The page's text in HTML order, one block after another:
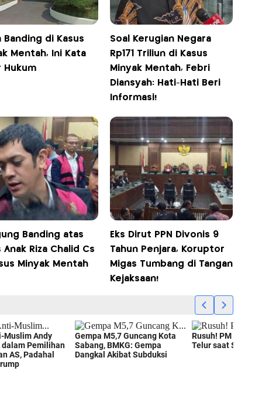
Banding di Kasus
Mentah, Ini Kata
Hukum
Soal Kerugian Negara
Rp171 Triliun di Kasus
Minyak Mentah, Febri
Diansyah: Hati-Hati Beri
Informasi!
Banding atas
Anak Riza Chalid Cs
Minyak Mentah
Eks Dirut PPN Divonis 9
Tahun Penjara, Koruptor
Migas Tumbang di Tangan
Kejaksaan!